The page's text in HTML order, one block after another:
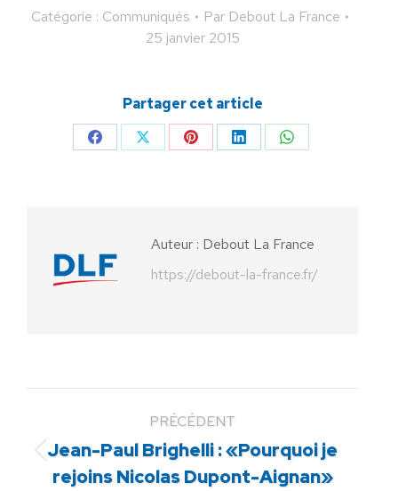
Catégorie : Communiqués Par Debout La France
25 janvier 2015
Partager cet article
PartagerPartagerPartagerPartagerPartager
Auteur : Debout La France
https://debout-la-france.fr/
PRÉCÉDENT
Article
précédent
Jean-Paul Brighelli : «Pourquoi je
rejoins Nicolas Dupont-Aignan»